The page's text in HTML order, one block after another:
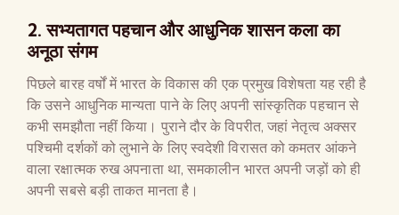
2. सभ्यतागत पहचान और आधुनिक शासन कला का
अनूठा संगम
पिछले बारह वर्षों में भारत के विकास की एक प्रमुख विशेषता यह रही है
कि उसने आधुनिक मान्यता पाने के लिए अपनी सांस्कृतिक पहचान से
कभी समझौता नहीं किया। पुराने दौर के विपरीत, जहां नेतृत्व अक्सर
पश्चिमी दर्शकों को लुभाने के लिए स्वदेशी विरासत को कमतर आंकने
वाला रक्षात्मक रुख अपनाता था, समकालीन भारत अपनी जड़ों को ही
अपनी सबसे बड़ी ताकत मानता है।